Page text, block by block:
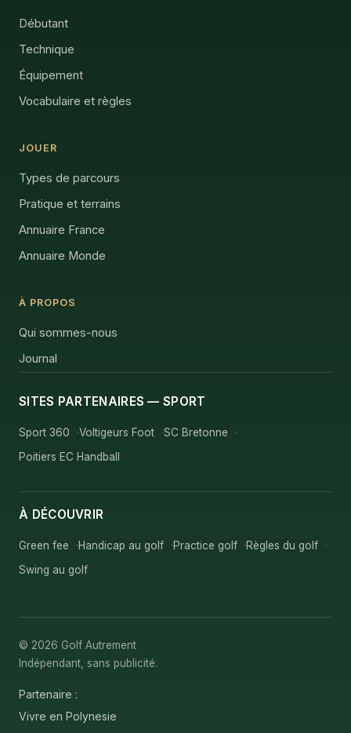
Débutant
Technique
Équipement
Vocabulaire et règles
JOUER
Types de parcours
Pratique et terrains
Annuaire France
Annuaire Monde
À PROPOS
Qui sommes-nous
Journal
SITES PARTENAIRES — SPORT
Sport 360 Voltigeurs Foot
SC Bretonne
Poitiers EC Handball
À DÉCOUVRIR
Green fee Handicap au golf Practice golf
Règles du golf
Swing au golf
© 2026 Golf Autrement
Indépendant, sans publicité.
Partenaire :
Vivre en Polynesie